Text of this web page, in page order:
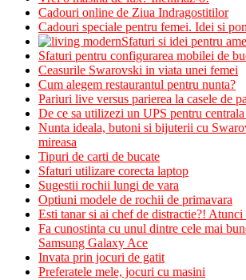
Cadouri online de Ziua Indragostitilor
Cadouri speciale pentru femei. Idei si
Sfaturi si idei pentru
Sfaturi pentru configurarea mobilei de
Ceasurile Swarovski in viata unei femei
Cum alegem restaurantul pentru nunta?
Pariuri live versus parierea la casele de
De ce sa utilizezi un UPS pentru
Nunta ideala, butoni si bijuterii cu
mireasa
Tipuri de carti de bucate
Sfaturi utilizare corecta laptop
Sugestii rochii lungi de vara
Optiuni modele de rochii de primavara
Esti tanar si ai chef de distractie?!
Fa cunostinta cu unul dintre cele mai
Samsung Galaxy Ace
Invata prin jocuri de gatit
Preferatele mele, jocuri cu masini